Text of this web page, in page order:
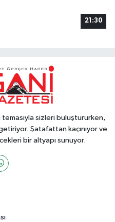
21:30
sizleri buluştururken,
Şatafattan kaçınıyor ve
bir altyapı sunuyor.